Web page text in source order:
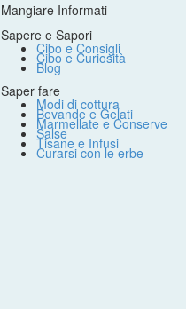
Mangiare Informati
Sapere e Sapori
Cibo e Consigli
Cibo e Curiosità
Blog
Saper fare
Modi di cottura
Bevande e Gelati
Marmellate e Conserve
Salse
Tisane e Infusi
Curarsi con le erbe